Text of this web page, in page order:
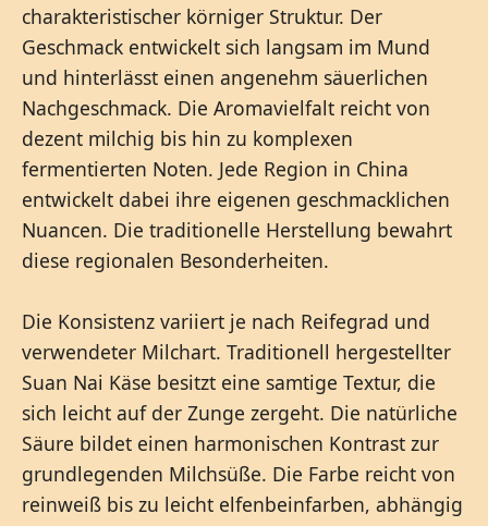
charakteristischer körniger Struktur. Der
Geschmack entwickelt sich langsam im Mund
und hinterlässt einen angenehm säuerlichen
Nachgeschmack. Die Aromavielfalt reicht von
dezent milchig bis hin zu komplexen
fermentierten Noten. Jede Region in China
entwickelt dabei ihre eigenen geschmacklichen
Nuancen. Die traditionelle Herstellung bewahrt
diese regionalen Besonderheiten.
Die Konsistenz variiert je nach Reifegrad und
verwendeter Milchart. Traditionell hergestellter
Suan Nai Käse besitzt eine samtige Textur, die
sich leicht auf der Zunge zergeht. Die natürliche
Säure bildet einen harmonischen Kontrast zur
grundlegenden Milchsüße. Die Farbe reicht von
reinweiß bis zu leicht elfenbeinfarben, abhängig